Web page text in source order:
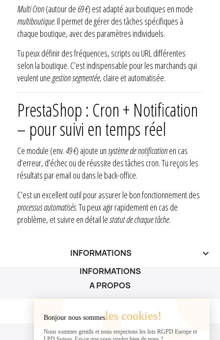
Multi Cron(autour de 69 €) est adapté aux boutiques en mode
multiboutique. Il permet de gérer des tâches spécifiques à
chaque boutique, avec des paramètres individuels.
Tu peux définir des fréquences, scripts ou URL différentes
selon la boutique. C’est indispensable pour les marchands qui
veulent une gestion segmentée, claire et automatisée.
PrestaShop : Cron + Notification
– pour suivi en temps réel
Ce module (env.49 €) ajoute unsystème de notificationen cas
d’erreur, d’échec ou de réussite des tâches cron. Tu reçois les
résultats par email ou dans le back-office.
C’est un excellent outil pour assurer le bon fonctionnement des
processus automatisés. Tu peux agir rapidement en cas de
problème, et suivre en détail lestatut de chaque tâche.
INFORMATIONS keyboard_arrow_down
INFORMATIONS
A PROPOS
A PROPOS
VOTRE COMPTE
Bonjour nous sommesles cookies!
Nous sommes gentils et nous respectons les lois RGPD Europe et